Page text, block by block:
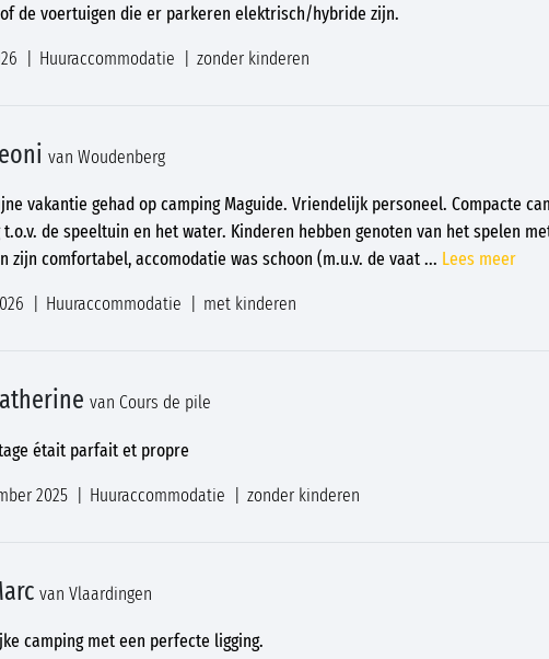
de voertuigen die er parkeren elektrisch/hybride zijn.
Huuraccommodatie zonder kinderen
van Woudenberg
vakantie gehad op camping Maguide. Vriendelijk personeel. Compacte
t.o.v. de speeltuin en het water. Kinderen hebben genoten van het spelen
zijn comfortabel, accomodatie was schoon (m.u.v. de vaat... Lees meer
Huuraccommodatie met kinderen
van Cours de pile
était parfait et propre
2025
Huuraccommodatie zonder kinderen
van Vlaardingen
camping met een perfecte ligging.